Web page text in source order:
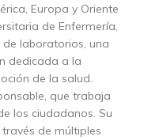
Europa y Oriente
de Enfermería,
laboratorios, una
dedicada a la
de la salud.
que trabaja
los ciudadanos. Su
de múltiples